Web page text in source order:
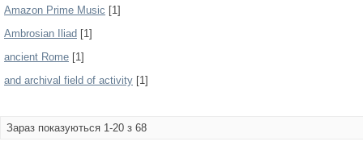
Amazon Prime Music [1]
Ambrosian Iliad [1]
ancient Rome [1]
and archival field of activity [1]
Зараз показуються 1-20 з 68